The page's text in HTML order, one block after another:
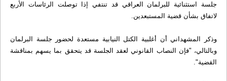
جلسة استثنائية للبرلمان العراقي قد تنتفي إذا توصلت الرئاسات الأربع
لاتفاق بشأن قضية المستبعدين.
وذكر المشهداني أن أغلبية الكتل النيابية مستعدة لحضور جلسة البرلمان
وبالتالي، "فإن النصاب القانوني لعقد الجلسة قد يتحقق بما يسهم بمناقشة
القضية".